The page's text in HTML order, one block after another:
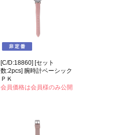
[C/D:18860] [セット
数:2pcs] 腕時計ベーシック
ＰＫ
会員価格は会員様のみ公開